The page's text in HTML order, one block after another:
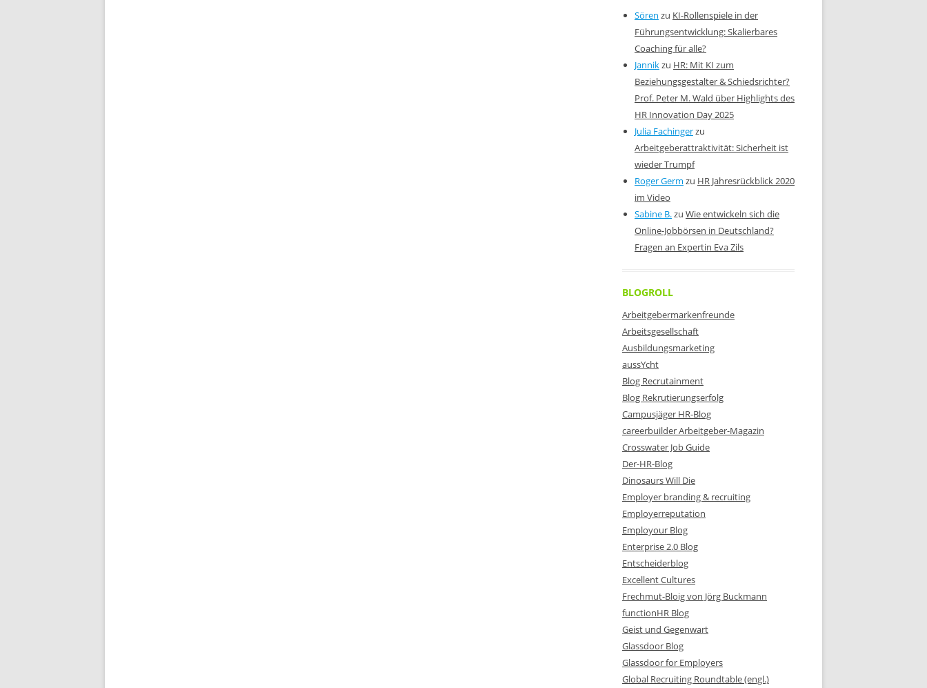
Sören zu KI-Rollenspiele in der
Führungsentwicklung: Skalierbares
Coaching für alle?
Jannikzu HR: Mit KI zum
Beziehungsgestalter & Schiedsrichter?
Prof. Peter M. Wald über Highlights des
HR Innovation Day 2025
Julia Fachingerzu
Arbeitgeberattraktivität: Sicherheit ist
wieder Trumpf
Roger Germ zu HR Jahresrückblick 2020
im Video
Sabine B.zu Wie entwickeln sich die
Online-Jobbörsen in Deutschland?
Fragen an Expertin Eva Zils
BLOGROLL
Arbeitgebermarkenfreunde
Arbeitsgesellschaft
Ausbildungsmarketing
aussYcht
Blog Recrutainment
Blog Rekrutierungserfolg
Campusjäger HR-Blog
careerbuilder Arbeitgeber-Magazin
Crosswater Job Guide
Der-HR-Blog
Dinosaurs Will Die
Employer branding & recruiting
Employerreputation
Employour Blog
Enterprise 2.0 Blog
Entscheiderblog
Excellent Cultures
Frechmut-Bloig von Jörg Buckmann
functionHR Blog
Geist und Gegenwart
Glassdoor Blog
Glassdoor for Employers
Global Recruiting Roundtable (engl.)